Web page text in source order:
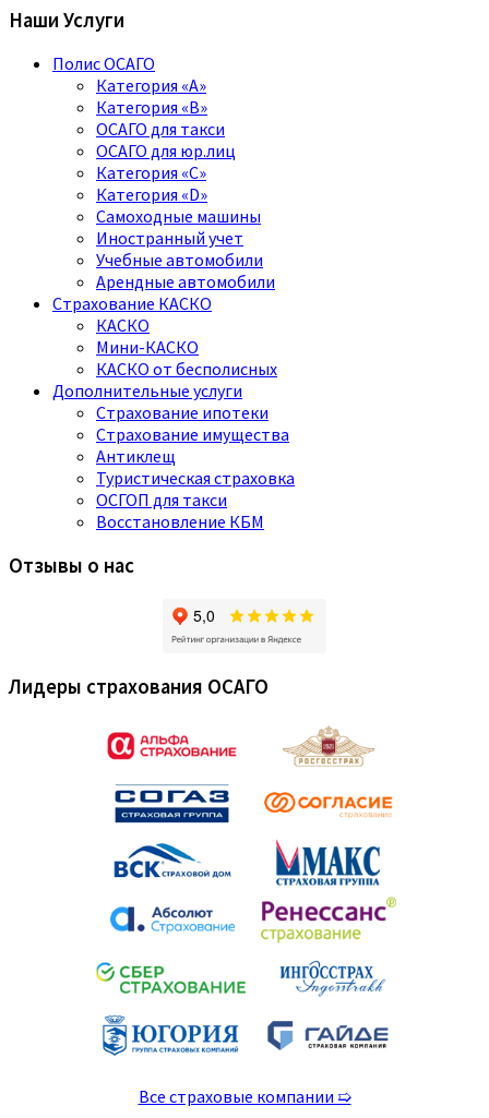
Наши Услуги
Полис ОСАГО
Категория «A»
Категория «B»
ОСАГО для такси
ОСАГО для юр.лиц
Категория «C»
Категория «D»
Самоходные машины
Иностранный учет
Учебные автомобили
Арендные автомобили
Страхование КАСКО
КАСКО
Мини-КАСКО
КАСКО от бесполисных
Дополнительные услуги
Страхование ипотеки
Страхование имущества
Антиклещ
Туристическая страховка
ОСГОП для такси
Восстановление КБМ
Отзывы о нас
Лидеры страхования ОСАГО
Все страховые компании ➯